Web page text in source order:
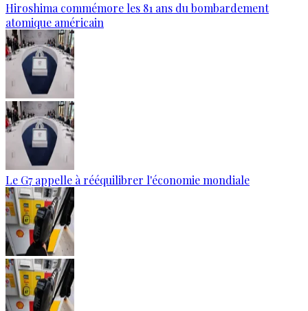
Hiroshima commémore les 81 ans du bombardement
atomique américain
Le G7 appelle à rééquilibrer l'économie mondiale